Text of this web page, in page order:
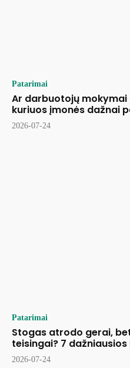
Patarimai
Ar darbuotojų mokymai
kuriuos įmonės dažnai
2026-07-24
Patarimai
Stogas atrodo gerai,
teisingai? 7
2026-07-24